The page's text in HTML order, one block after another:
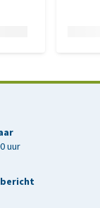
uur
bericht